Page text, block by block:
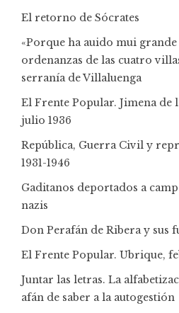
El retorno de Sócrates
«Porque ha auido mui
ordenanzas de las cuatro
serranía de Villaluenga
El Frente Popular. Jimena
julio 1936
República, Guerra Civil y
1931-1946
Gaditanos deportados a
nazis
Don Perafán de Ribera y sus
El Frente Popular. Ubrique,
Juntar las letras. La
afán de saber a la autogestión